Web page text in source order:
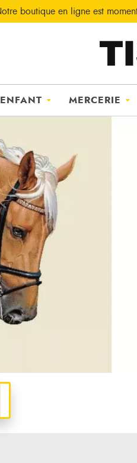
boutique en ligne est
ENFANT MERCERIE